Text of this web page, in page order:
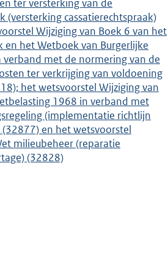
ter versterking van de
(versterking cassatierechtspraak)
Wijziging van Boek 6 van het
en het Wetboek van Burgerlijke
verband met de normering van de
ter verkrijging van voldoening
het wetsvoorstel Wijziging van
1968 in verband met
(implementatie richtlijn
en het wetsvoorstel
milieubeheer (reparatie
(32828)